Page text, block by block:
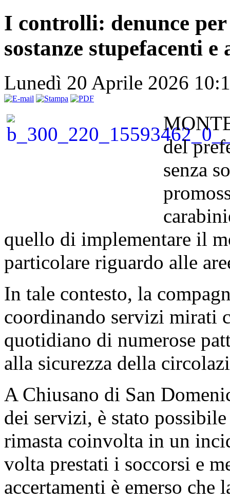
I controlli: denunce
sostanze stupefacenti e
Lunedì 20 Aprile 2026
del
senza
quello di implementare il
particolare riguardo alle
In tale contesto, la
coordinando servizi mirati
quotidiano di numerose
alla sicurezza della
A Chiusano di San
dei servizi, è stato
rimasta coinvolta in un
volta prestati i soccorsi e
accertamenti è emerso